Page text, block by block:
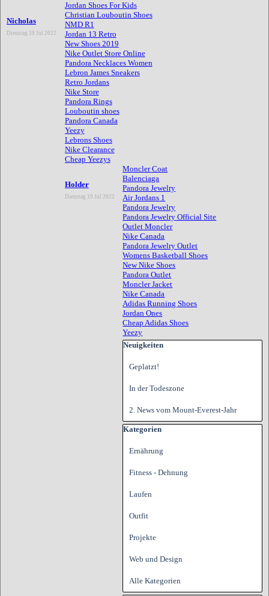
Nicholas
Dienstag 19 Jul 2022
Jordan Shoes For Kids
Christian Louboutin Shoes
NMD R1
Jordan 13 Retro
New Shoes 2019
Nike Outlet Store Online
Pandora Necklaces Women
Lebron James Sneakers
Retro Jordans
Nike Store
Pandora Rings
Louboutin shoes
Pandora Canada
Yeezy
Lebrons Shoes
Nike Clearance
Cheap Yeezys
Holder
Dienstag 19 Jul 2022
Moncler Coat
Balenciaga
Pandora Jewelry
Air Jordans 1
Pandora Jewelry
Pandora Jewelry Official Site
Outlet Moncler
Nike Canada
Pandora Jewelry Outlet
Womens Basketball Shoes
New Nike Shoes
Pandora Outlet
Moncler Jacket
Nike Canada
Adidas Running Shoes
Jordan Ones
Cheap Adidas Shoes
Yeezy
Block überspringen Neuigkeiten
Neuigkeiten
Geplatzt!
In der Todeszone
2. News vom Mount-Everest-Jahr
Block überspringen Kategorien
Kategorien
Ernährung
Fitness - Dehnung
Laufen
Outfit
Projekte
Web und Design
Alle Kategorien